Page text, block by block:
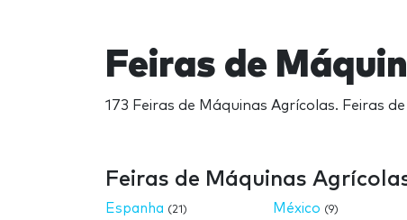
Feiras de
173 Feiras de Máquinas Agrícolas. Feiras
Feiras de Máquinas
Espanha (21) México (9)